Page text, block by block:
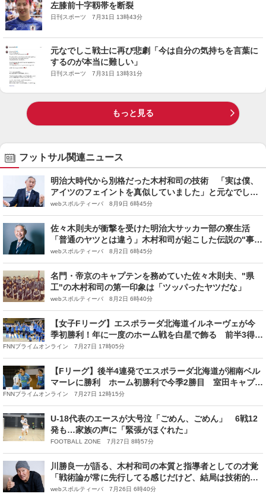
左膝前十字靱帯を断裂
日刊スポーツ 7月31日 13時43分
元なでしこ戦士に再び悲劇「今は自分の気持ちを言葉に
するのが本当に難しい」
日刊スポーツ 7月31日 13時31分
もっと見る
フットサル関連ニュース
明治大時代から別格だった木村和司の技術 「実は僕、
アイツのフェイントを真似していました」と元なでしこ
ジャパン監督・佐々木則夫
webスポルティーバ 8月9日 6時45分
佐々木則夫が衝撃を受けた明治大サッカー部の寮生活
「普通のヤツとは違う」木村和司が起こした伝説の"事
件"
webスポルティーバ 8月2日 6時45分
名門・帝京のキャプテンを務めていた佐々木則夫、"県
工"の木村和司の第一印象は「ツッパったヤツだな」
webスポルティーバ 8月2日 6時40分
【女子Fリーグ】エスポラーダ北海道イルネーヴェが今
季初勝利！年に一度のホーム戦を白星で飾る 前半3得点
でミネルバ宇部に快勝
FNNプライムオンライン 7月27日 17時05分
【Fリーグ】後半4連発でエスポラーダ北海道が湘南ベル
マーレに勝利 ホーム初勝利で今季2勝目 室田キャプテ
ン「3000人を超えるお客さんの中で勝てたことが一番良
かった」
FNNプライムオンライン 7月27日 12時15分
U-18代表のエースが大号泣「ごめん、ごめん」 6戦12
発も…家族の声に「緊張がほぐれた」
FOOTBALL ZONE 7月27日 8時57分
川勝良一が語る、木村和司の本質と指導者としての才覚
「戦術論が常に先行してる感じだけど、結局は技術的な
部分が大事」
webスポルティーバ 7月26日 6時40分